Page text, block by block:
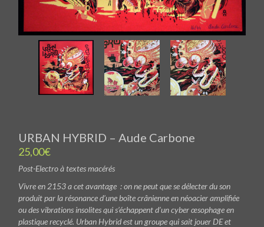
URBAN HYBRID – Aude Carbone
25,00€
Post-Electro à textes macérés
Vivre en 2153 a cet avantage : on ne peut que se délecter du son
produit par la résonance d’une boîte crânienne en néoacier amplifiée
ou des vibrations insolites qui s’échappent d’un cyber œsophage en
plastique recyclé. Urban Hybrid est un groupe qui sait jouer DE et